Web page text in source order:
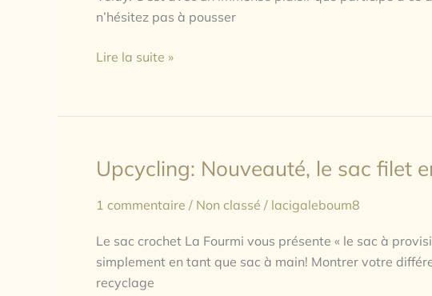
n’hésitez pas à pousser
Lire la suite »
Upcycling: Nouveauté, le sac filet
1 commentaire / Non classé / lacigaleboum8
Le sac crochet La Fourmi vous présente « le sac à
simplement en tant que sac à main! Montrer votre
recyclage
Upcycling:
Nouveauté,
le
filet
en
crochet